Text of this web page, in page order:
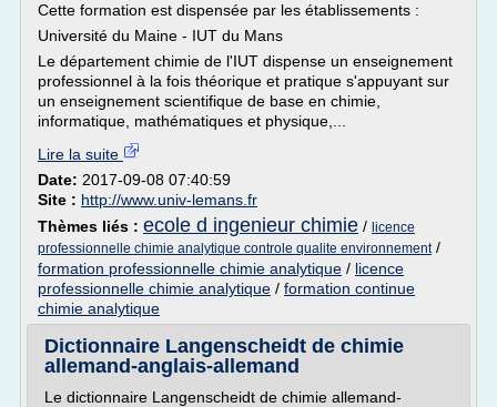
Cette formation est dispensée par les établissements :
Université du Maine - IUT du Mans
Le département chimie de l'IUT dispense un enseignement
professionnel à la fois théorique et pratique s'appuyant sur
un enseignement scientifique de base en chimie,
informatique, mathématiques et physique,...
Lire la suite
Date: 2017-09-08 07:40:59
Site : http://www.univ-lemans.fr
Thèmes liés : ecole d ingenieur chimie / licence
professionnelle chimie analytique controle qualite environnement/
formation professionnelle chimie analytique / licence
professionnelle chimie analytique / formation continue
chimie analytique
Dictionnaire Langenscheidt de chimie
allemand-anglais-allemand
Le dictionnaire Langenscheidt de chimie allemand-